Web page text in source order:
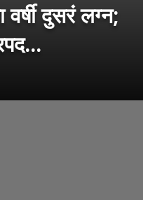
दुसरं लग्न;